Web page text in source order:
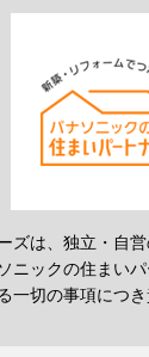
ズは、独立・自営
ニックの住まい
一切の事項につ